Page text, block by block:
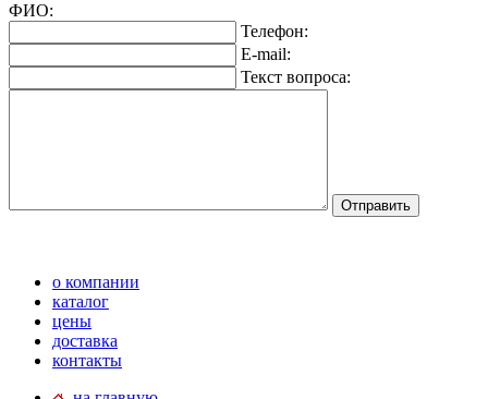
ФИО:
Телефон:
E-mail:
Текст вопроса:
о компании
каталог
цены
доставка
контакты